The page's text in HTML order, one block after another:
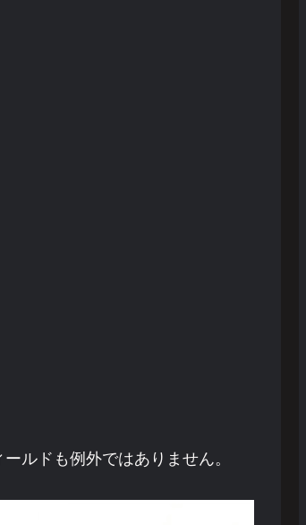
ルドも例外ではありません。